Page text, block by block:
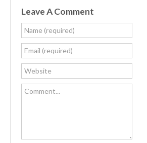
Leave A Comment
Name (required)
Email (required)
Website
Comment...